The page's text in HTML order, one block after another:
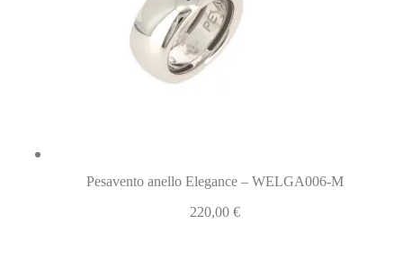
Pesavento anello Elegance – WELGA006-M
220,00 €